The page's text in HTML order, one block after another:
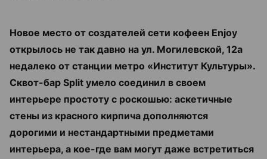
Новое место от создателей сети кофеен Enjoy
открылось не так давно на ул. Могилевской, 12а
недалеко от станции метро «Институт Культуры».
Сквот-бар Split умело соединил в своем
интерьере простоту с роскошью: аскетичные
стены из красного кирпича дополняются
дорогими и нестандартными предметами
интерьера, а кое-где вам могут даже встретиться